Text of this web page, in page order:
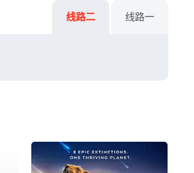
线路二 线路一